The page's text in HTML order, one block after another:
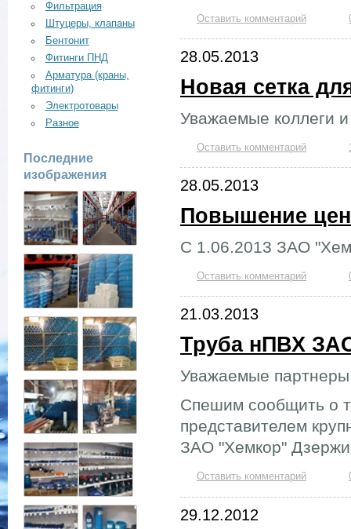
Фильтрация
Штуцеры, клапаны
Бентонит
Фитинги ПНД
Арматура (краны,
фитинги)
Электротовары
Разное
Последние
изображения
Оставить комментарий
28.05.2013
Новая сетка
Уважаемые коллеги
Оставить комментарий
28.05.2013
Повышение
С 1.06.2013 ЗАО
Оставить комментарий
21.03.2013
Труба нПВХ
Уважаемые партнеры
Спешим сообщить о
представителем
ЗАО "Хемкор"
Оставить комментарий
29.12.2012